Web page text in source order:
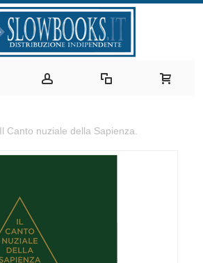
Il Canto nuziale della Sapienza.